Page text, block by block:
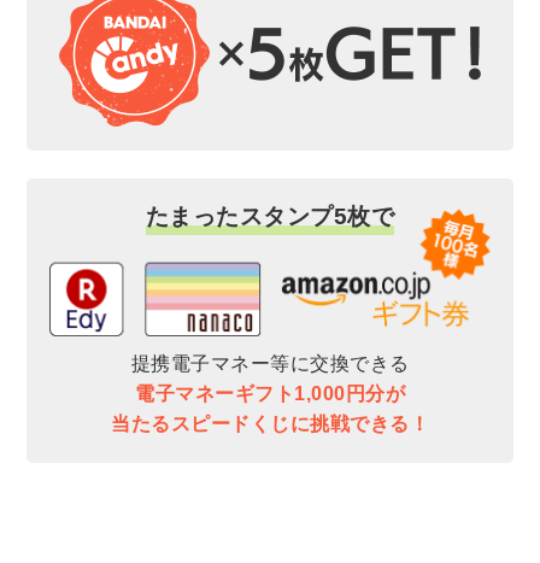
たまったスタンプ5枚で
提携電子マネー等に交換できる
電子マネーギフト1,000円分が
当たるスピードくじに挑戦できる！